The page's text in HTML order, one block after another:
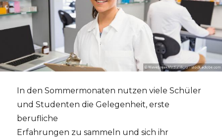
In den Sommermonaten nutzen viele Schüler
und Studenten die Gelegenheit, erste
berufliche
Erfahrungen zu sammeln und sich ihr